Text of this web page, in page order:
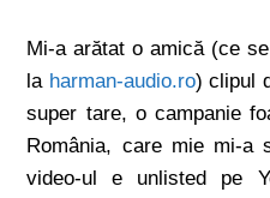
Mi-a arătat o amică (ce
la harman-audio.ro) clipul
super tare, o campanie
România, care mie mi-a
video-ul e unlisted pe